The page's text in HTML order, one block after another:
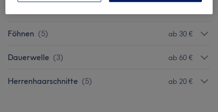
Föhnen (5) ab 30 €
Dauerwelle (3) ab 60 €
Herrenhaarschnitte (5) ab 20 €